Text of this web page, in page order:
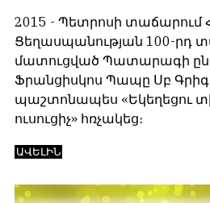
если
принимаются
без
восторга.
Главный
редактор
Армен
Геворкян
բովանդակությունը
Խմբագրության
վերահսկողությունից
դուրս
են։
Խմբագիր-
Արմեն
Գևորգյան
2015 - Պետրոսի տաճարում
Ցեղասպանության 100-րդ
մատուցված Պատարագի
Ֆրանցիսկոս Պապը Սբ
պաշտոնապես «Եկեղեցու
ուսուցիչ» հռչակեց։
ԱՎԵԼԻՆ